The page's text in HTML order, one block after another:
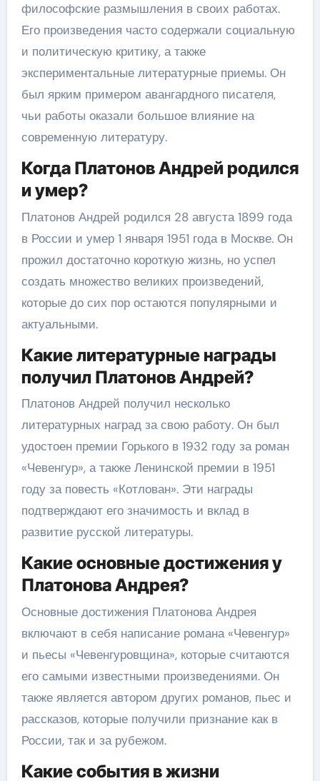
философские размышления в своих работах.
Его произведения часто содержали социальную
и политическую критику, а также
экспериментальные литературные приемы. Он
был ярким примером авангардного писателя,
чьи работы оказали большое влияние на
современную литературу.
Когда Платонов Андрей родился
и умер?
Платонов Андрей родился 28 августа 1899 года
в России и умер 1 января 1951 года в Москве. Он
прожил достаточно короткую жизнь, но успел
создать множество великих произведений,
которые до сих пор остаются популярными и
актуальными.
Какие литературные награды
получил Платонов Андрей?
Платонов Андрей получил несколько
литературных наград за свою работу. Он был
удостоен премии Горького в 1932 году за роман
«Чевенгур», а также Ленинской премии в 1951
году за повесть «Котлован». Эти награды
подтверждают его значимость и вклад в
развитие русской литературы.
Какие основные достижения у
Платонова Андрея?
Основные достижения Платонова Андрея
включают в себя написание романа «Чевенгур»
и пьесы «Чевенгуровщина», которые считаются
его самыми известными произведениями. Он
также является автором других романов, пьес и
рассказов, которые получили признание как в
России, так и за рубежом.
Какие события в жизни